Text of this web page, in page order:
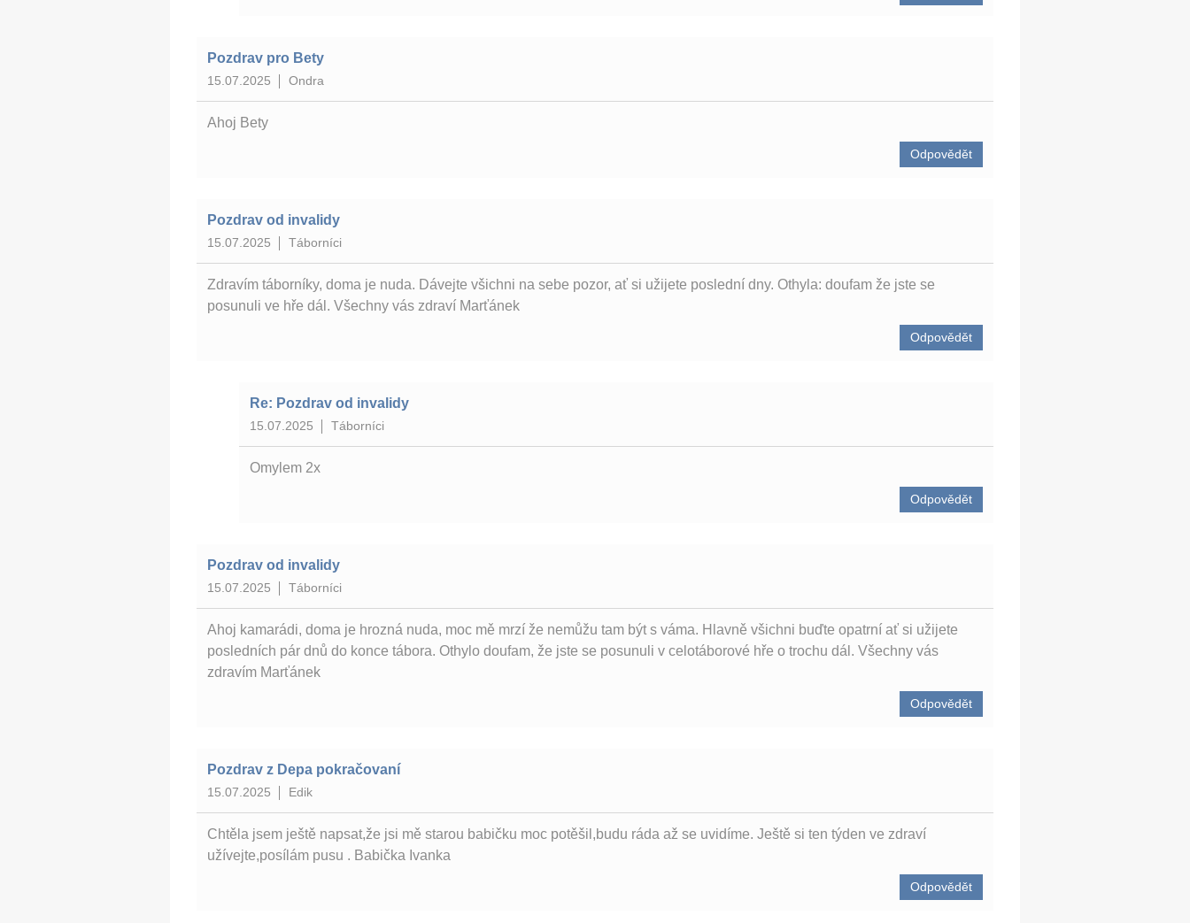
Pozdrav pro Bety
15.07.2025 Ondra
Ahoj Bety
Odpovědět
Pozdrav od invalidy
15.07.2025 Táborníci
Zdravím táborníky, doma je nuda. Dávejte všichni na sebe pozor, ať si užijete poslední dny. Othyla: doufam že jste se
posunuli ve hře dál. Všechny vás zdraví Marťánek
Odpovědět
Re: Pozdrav od invalidy
15.07.2025 Táborníci
Omylem 2x
Odpovědět
Pozdrav od invalidy
15.07.2025 Táborníci
Ahoj kamarádi, doma je hrozná nuda, moc mě mrzí že nemůžu tam být s váma. Hlavně všichni buďte opatrní ať si užijete
posledních pár dnů do konce tábora. Othylo doufam, že jste se posunuli v celotáborové hře o trochu dál. Všechny vás
zdravím Marťánek
Odpovědět
Pozdrav z Depa pokračovaní
15.07.2025 Edik
Chtěla jsem ještě napsat,že jsi mě starou babičku moc potěšil,budu ráda až se uvidíme. Ještě si ten týden ve zdraví
užívejte,posílám pusu . Babička Ivanka
Odpovědět